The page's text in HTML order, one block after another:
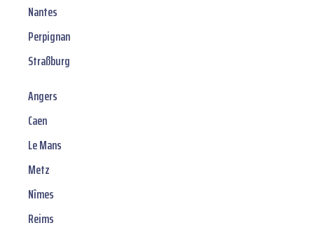
Nantes
Perpignan
Straßburg
Angers
Caen
Le Mans
Metz
Nîmes
Reims